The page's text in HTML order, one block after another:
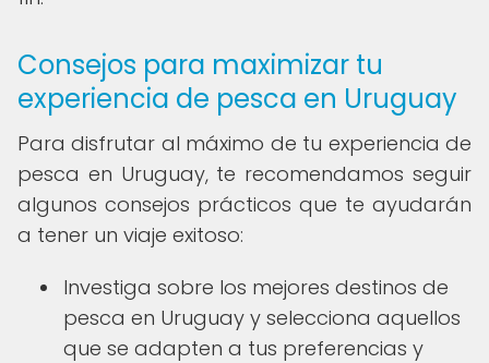
Consejos para maximizar tu
experiencia de pesca en Uruguay
Para disfrutar al máximo de tu experiencia de
pesca en Uruguay, te recomendamos seguir
algunos consejos prácticos que te ayudarán
a tener un viaje exitoso:
Investiga sobre los mejores destinos de
pesca en Uruguay y selecciona aquellos
que se adapten a tus preferencias y